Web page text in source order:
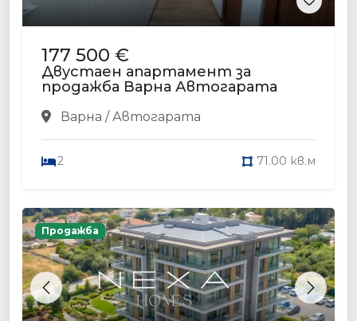
177 500 €
Двустаен апартамент за
продажба Варна Автогарата
Варна / Автогарата
2 71.00 кв.м
Previous Next
Продажба